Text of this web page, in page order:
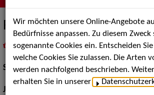
Rebecca Thoß
inMeine Merklistelegen
Schauspiel:Bühne, Film und TV
Jahrgang:
Wir möchten unsere Online-Angebote
Bedürfnisse anpassen. Zu diesem
sogenannte Cookies ein. Entscheiden
welche Cookies Sie zulassen. Die Arten
werden nachfolgend beschrieben.
erhalten Sie in unserer